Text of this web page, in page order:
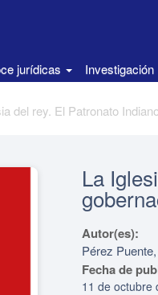
jurídicas Investigación
del rey. El Patronato
La
Autor(es):
Pérez
Fecha de
11 de octubre